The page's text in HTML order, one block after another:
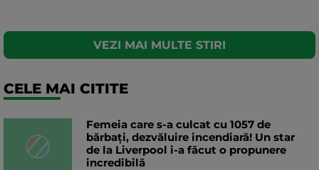
VEZI MAI MULTE STIRI
CELE MAI CITITE
Femeia care s-a culcat cu 1057 de
bărbați, dezvăluire incendiară! Un star
de la Liverpool i-a făcut o propunere
incredibilă